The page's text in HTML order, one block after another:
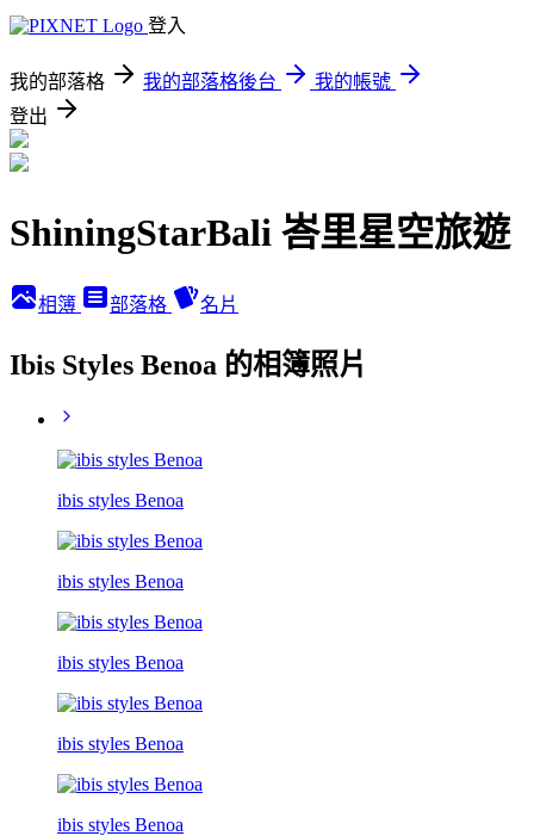
登入
我的部落格 我的部落格後台
我的帳號
登出
ShiningStarBali 峇里星空旅遊
相簿 部落格 名片
Ibis Styles Benoa 的相簿照片
ibis styles Benoa
ibis styles Benoa
ibis styles Benoa
ibis styles Benoa
ibis styles Benoa